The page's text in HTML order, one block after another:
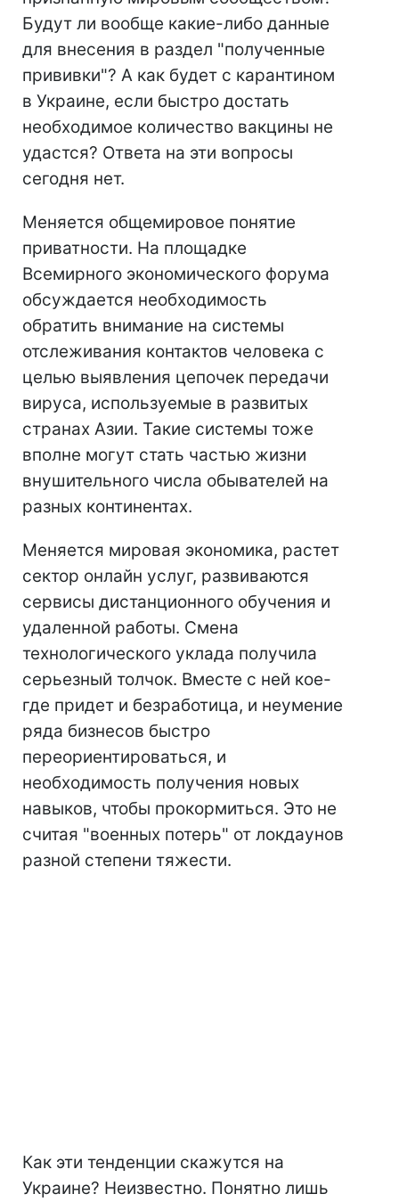
Будут ли вообще какие-либо данные
для внесения в раздел "полученные
прививки"? А как будет с карантином
в Украине, если быстро достать
необходимое количество вакцины не
удастся? Ответа на эти вопросы
сегодня нет.
Меняется общемировое понятие
приватности. На площадке
Всемирного экономического форума
обсуждается необходимость
обратить внимание на системы
отслеживания контактов человека с
целью выявления цепочек передачи
вируса, используемые в развитых
странах Азии. Такие системы тоже
вполне могут стать частью жизни
внушительного числа обывателей на
разных континентах.
Меняется мировая экономика, растет
сектор онлайн услуг, развиваются
сервисы дистанционного обучения и
удаленной работы. Смена
технологического уклада получила
серьезный толчок. Вместе с ней кое-
где придет и безработица, и неумение
ряда бизнесов быстро
переориентироваться, и
необходимость получения новых
навыков, чтобы прокормиться. Это не
считая "военных потерь" от локдаунов
разной степени тяжести.
Как эти тенденции скажутся на
Украине? Неизвестно. Понятно лишь